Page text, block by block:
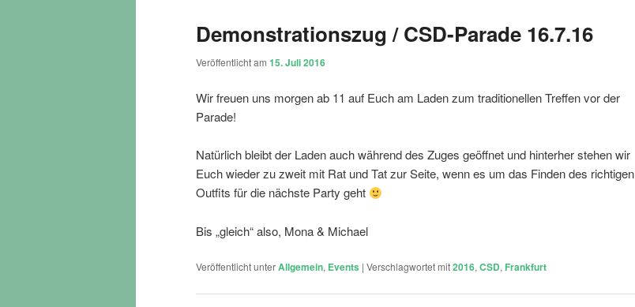
Demonstrationszug / CSD-Parade 16.7.16
Veröffentlicht am 15. Juli 2016
Wir freuen uns morgen ab 11 auf Euch am Laden zum traditionellen Treffen vor der
Parade!
Natürlich bleibt der Laden auch während des Zuges geöffnet und hinterher stehen wir
Euch wieder zu zweit mit Rat und Tat zur Seite, wenn es um das Finden des richtigen
Outfits für die nächste Party geht
Bis „gleich“ also, Mona & Michael
Veröffentlicht unterAllgemein, Events | Verschlagwortet mit2016, CSD, Frankfurt